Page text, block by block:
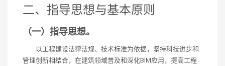
二、指导思想与基本原则
（一）指导思想。
以工程建设法律法规、技术标准为依据，坚持科技进步和
管理创新相结合，在建筑领域普及和深化BIM应用，提高工程